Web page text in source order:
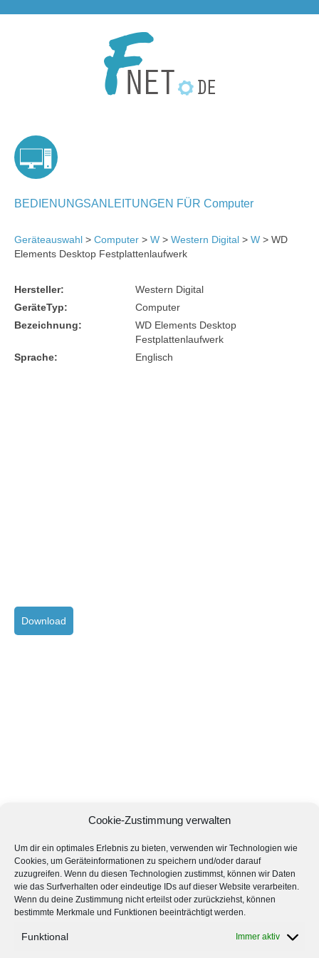
Cookie-Zustimmung verwalten
Um dir ein optimales Erlebnis zu bieten, verwenden wir Technologien wie
Cookies, um Geräteinformationen zu speichern und/oder darauf
zuzugreifen. Wenn du diesen Technologien zustimmst, können wir Daten
wie das Surfverhalten oder eindeutige IDs auf dieser Website verarbeiten.
Wenn du deine Zustimmung nicht erteilst oder zurückziehst, können
bestimmte Merkmale und Funktionen beeinträchtigt werden.
Funktional Immer aktiv
BEDIENUNGSANLEITUNGEN FÜR Computer
Geräteauswahl > Computer > W > Western Digital > W > WD
Elements Desktop Festplattenlaufwerk
Hersteller:
Western Digital
GeräteTyp:
Computer
Bezeichnung:
WD Elements Desktop
Festplattenlaufwerk
Sprache:
Englisch
Download